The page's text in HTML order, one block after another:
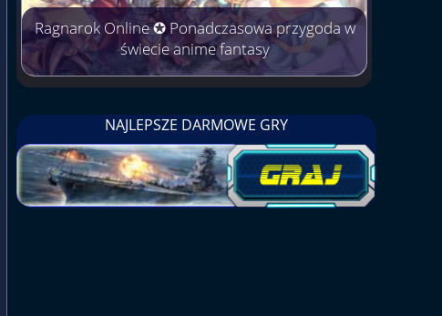
Ragnarok Online ✪ Ponadczasowa przygoda w
świecie anime fantasy
NAJLEPSZE DARMOWE GRY